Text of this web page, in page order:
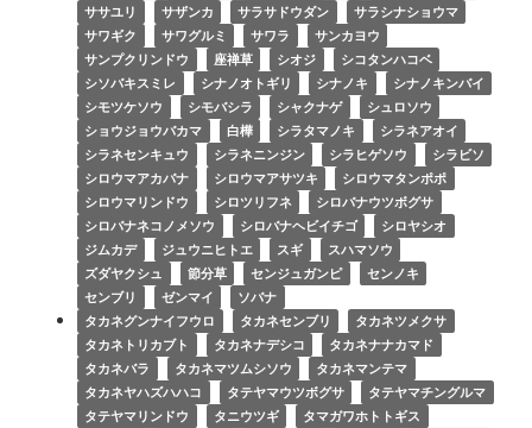
ササユリ
サザンカ サラサドウダン
サラシナショウマ
サワギク
サワグルミ サワラ
サンカヨウ
サンプクリンドウ
座禅草 シオジ
シコタンハコベ
シソバキスミレ
シナノオトギリ シナノキ
シナノキンバイ
シモツケソウ
シモバシラ シャクナゲ
シュロソウ
ショウジョウバカマ
白樺 シラタマノキ
シラネアオイ
シラネセンキュウ
シラネニンジン シラヒゲソウ
シラビソ
シロウマアカバナ
シロウマアサツキ
シロウマタンポポ
シロウマリンドウ
シロツリフネ
シロバナウツボグサ
シロバナネコノメソウ
シロバナヘビイチゴ
シロヤシオ
ジムカデ
ジュウニヒトエ スギ
スハマソウ
ズダヤクシュ
節分草 センジュガンピ
センノキ
センブリ
ゼンマイ
ソバナ
タカネグンナイフウロ
タカネセンブリ
タカネツメクサ
タカネトリカブト
タカネナデシコ
タカネナナカマド
タカネバラ
タカネマツムシソウ
タカネマンテマ
タカネヤハズハハコ
タテヤマウツボグサ
タテヤマチングルマ
タテヤマリンドウ
タニウツギ
タマガワホトトギス